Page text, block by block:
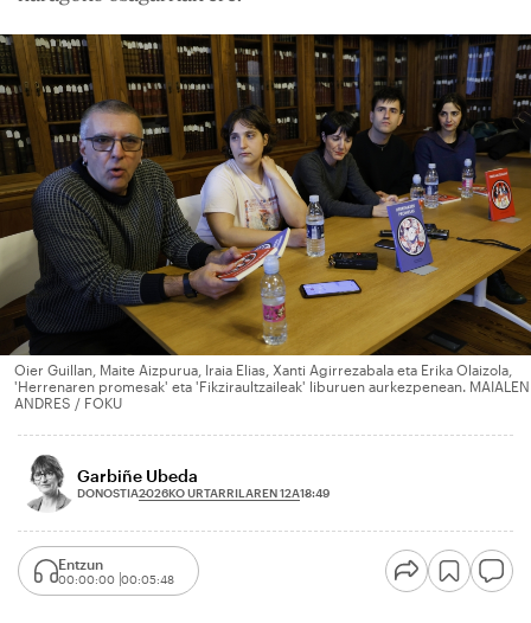
Oier Guillan, Maite Aizpurua, Iraia Elias, Xanti Agirrezabala eta Erika Olaizola,
'Herrenaren promesak' eta 'Fikziraultzaileak' liburuen aurkezpenean. MAIALEN
ANDRES / FOKU
Garbiñe Ubeda
DONOSTIA2026KO URTARRILAREN 12A18:49
Entzun
00:00:00 00:05:48